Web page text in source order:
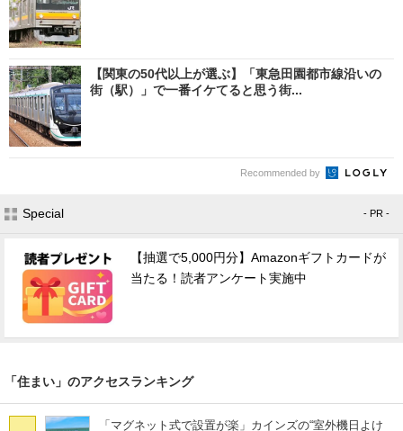
【関東の50代以上が選ぶ】「東急田園都市線沿いの
街（駅）」で一番イケてると思う街...
Recommended by
Special - PR -
【抽選で5,000円分】Amazonギフトカードが
当たる！読者アンケート実施中
「住まい」のアクセスランキング
「マグネット式で設置が楽」カインズの“室外機日よけ